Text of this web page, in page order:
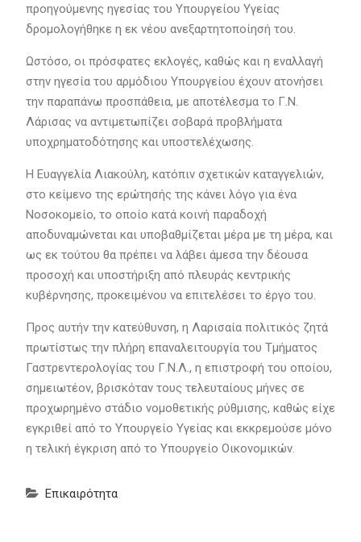
προηγούμενης ηγεσίας του Υπουργείου Υγείας
δρομολογήθηκε η εκ νέου ανεξαρτητοποίησή του.
Ωστόσο, οι πρόσφατες εκλογές, καθώς και η εναλλαγή
στην ηγεσία του αρμόδιου Υπουργείου έχουν ατονήσει
την παραπάνω προσπάθεια, με αποτέλεσμα το Γ.Ν.
Λάρισας να αντιμετωπίζει σοβαρά προβλήματα
υποχρηματοδότησης και υποστελέχωσης.
Η Ευαγγελία Λιακούλη, κατόπιν σχετικών καταγγελιών,
στο κείμενο της ερώτησής της κάνει λόγο για ένα
Νοσοκομείο, το οποίο κατά κοινή παραδοχή
αποδυναμώνεται και υποβαθμίζεται μέρα με τη μέρα, και
ως εκ τούτου θα πρέπει να λάβει άμεσα την δέουσα
προσοχή και υποστήριξη από πλευράς κεντρικής
κυβέρνησης, προκειμένου να επιτελέσει το έργο του.
Προς αυτήν την κατεύθυνση, η Λαρισαία πολιτικός ζητά
πρωτίστως την πλήρη επαναλειτουργία του Τμήματος
Γαστρεντερολογίας του Γ.Ν.Λ., η επιστροφή του οποίου,
σημειωτέον, βρισκόταν τους τελευταίους μήνες σε
προχωρημένο στάδιο νομοθετικής ρύθμισης, καθώς είχε
εγκριθεί από το Υπουργείο Υγείας και εκκρεμούσε μόνο
η τελική έγκριση από το Υπουργείο Οικονομικών.
Επικαιρότητα